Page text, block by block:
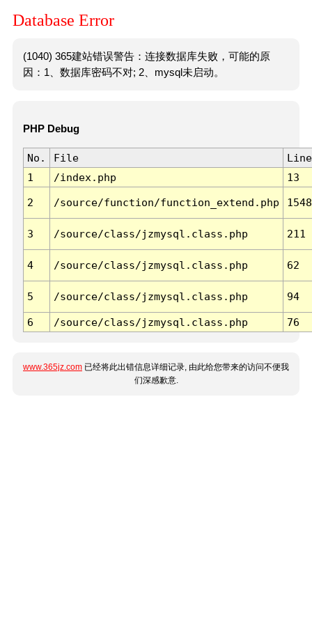
Database Error
(1040) 365建站错误警告：连接数据库失败，可能的原
因：1、数据库密码不对; 2、mysql未启动。
PHP Debug
No. File
Line
1
/index.php 13
2 /source/function/function_extend.php 1548
3 /source/class/jzmysql.class.php 211
4 /source/class/jzmysql.class.php 62
5 /source/class/jzmysql.class.php 94
6 /source/class/jzmysql.class.php 76
www.365jz.com 已经将此出错信息详细记录, 由此给您带来的访问不便我
们深感歉意.